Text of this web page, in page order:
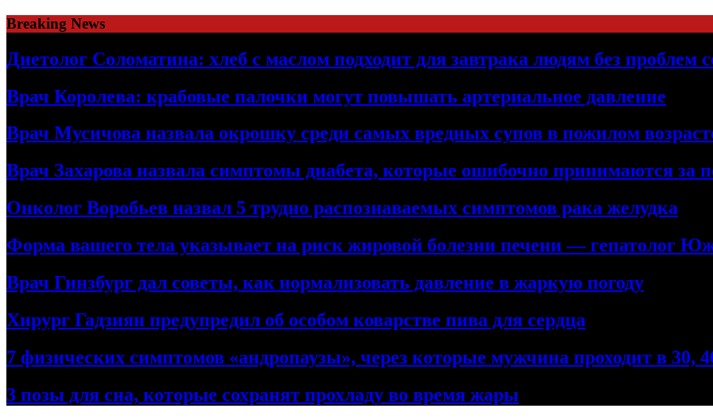
Skip
to
content
Breaking News
Диетолог Соломатина: хлеб с маслом подходит для завтрака людям без проблем
Врач Королева: крабовые палочки могут повышать артериальное давление
Врач Мусичова назвала окрошку среди самых вредных супов в пожилом
Врач Захарова назвала симптомы диабета, которые ошибочно принимаются за
Онколог Воробьев назвал 5 трудно распознаваемых симптомов рака желудка
Форма вашего тела указывает на риск жировой болезни печени — гепатолог
Врач Гинзбург дал советы, как нормализовать давление в жаркую погоду
Хирург Гадзиян предупредил об особом коварстве пива для сердца
7 физических симптомов «андропаузы», через которые мужчина проходит в 30,
3 позы для сна, которые сохранят прохладу во время жары